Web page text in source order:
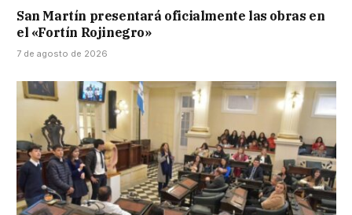
San Martín presentará oficialmente las obras en
el «Fortín Rojinegro»
7 de agosto de 2026